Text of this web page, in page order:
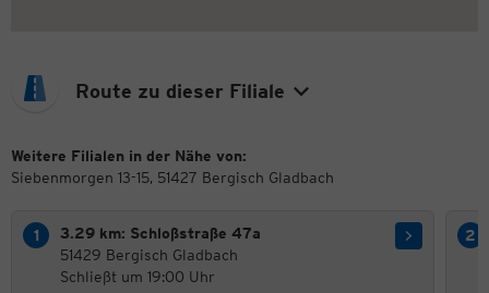
Route zu dieser Filiale
Weitere Filialen in der Nähe von:
Siebenmorgen 13-15, 51427 Bergisch Gladbach
3.29 km: Schloßstraße 47a
51429 Bergisch Gladbach
Schließt um 19:00 Uhr